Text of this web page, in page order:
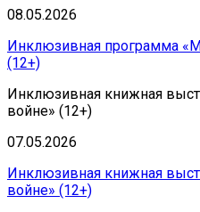
08.05.2026
Инклюзивная программа
(12+)
Инклюзивная книжная
войне» (12+)
07.05.2026
Инклюзивная книжная
войне» (12+)